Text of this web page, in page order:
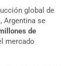
global de
, Argentina se
de
mercado